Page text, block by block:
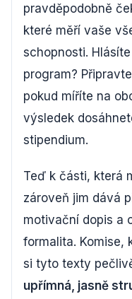
pravděpodobně
které měří vaše
schopnosti.
program?
pokud míříte na
výsledek
stipendium.
Teď k části, která
zároveň jim dává
motivační dopis a
formalita. Komise,
si tyto texty
upřímná, jasně